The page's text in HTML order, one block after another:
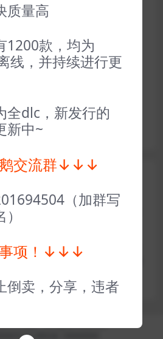
术客服获取即可
上在线进一次游戏
D加密激活的问题，一样玩
不要复制到空格了，CTRL+C复
然后键盘 CTRL+V粘贴，steam改
粘贴）鼠标不能粘贴了
离线模式玩
，不然没有存档，D加密游戏尽量
号京公网安备 188888888
质量高
1200款，均为
线，并持续进行更
全dlc，新发行的
新中~
交流群↓↓↓
（加群写
项！↓↓↓
倒卖，分享，违者